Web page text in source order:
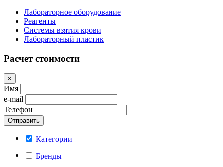
Лабораторное оборудование
Реагенты
Системы взятия крови
Лабораторный пластик
Расчет стоимости
×
Имя
e-mail
Телефон
Категории
Бренды